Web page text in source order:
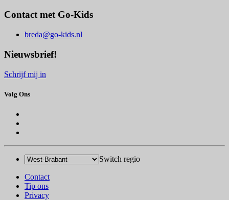
Contact met Go-Kids
breda@go-kids.nl
Nieuwsbrief!
Schrijf mij in
Volg Ons
Switch regio
Contact
Tip ons
Privacy